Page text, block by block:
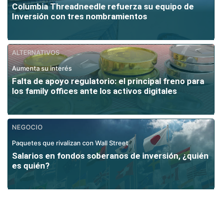
Columbia Threadneedle refuerza su equipo de
Inversión con tres nombramientos
ALTERNATIVOS
Aumenta su interés
Falta de apoyo regulatorio: el principal freno para
los family offices ante los activos digitales
NEGOCIO
Paquetes que rivalizan con Wall Street
Salarios en fondos soberanos de inversión, ¿quién
es quién?